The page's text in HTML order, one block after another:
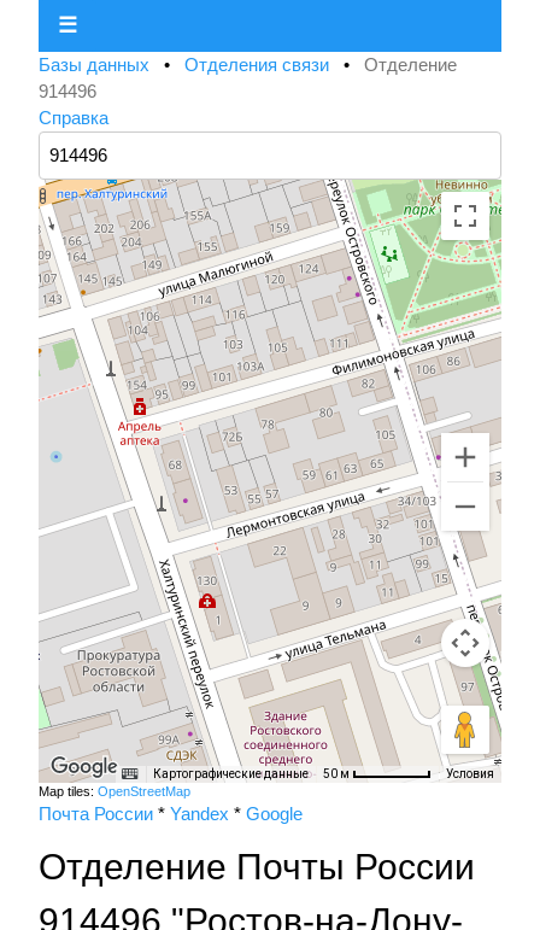
☰
Базы данных • Отделения связи • Отделение
914496
Справка
Картографические данные 50 м Условия
Map tiles: OpenStreetMap
Почта России * Yandex * Google
Отделение Почты России
914496 "Ростов-на-Дону-